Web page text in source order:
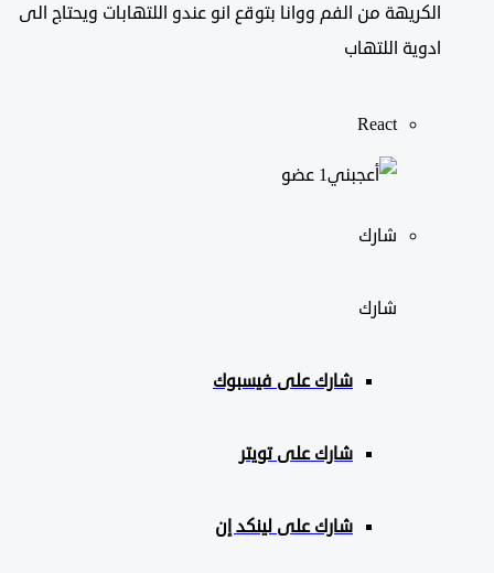
الكريهة من الفم ووانا بتوقع انو عندو اللتهابات ويحتاج الى
ادوية اللتهاب
React
‫1 عضو
شارك
شارك علىفيسبوك
شارك على تويتر
شارك على لينكد إن